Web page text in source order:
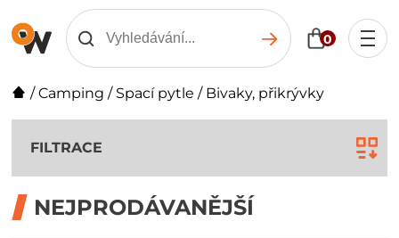
0
/Camping / Spací pytle / Bivaky, přikrývky
FILTRACE
NEJPRODÁVANĚJŠÍ